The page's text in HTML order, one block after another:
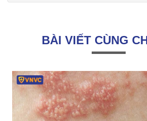
BÀI VIẾT CÙNG